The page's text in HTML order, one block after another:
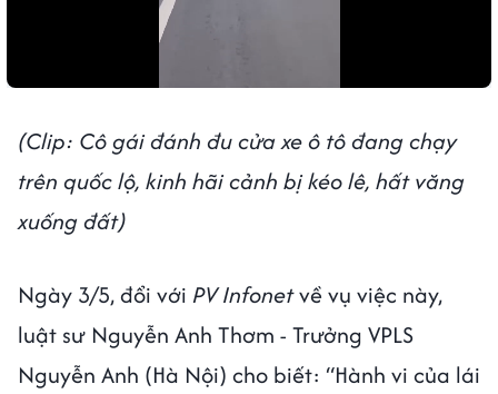
(Clip: Cô gái đánh đu cửa xe ô tô đang chạy
trên quốc lộ, kinh hãi cảnh bị kéo lê, hất văng
xuống đất)
Ngày 3/5, đổi với PV Infonetvề vụ việc này,
luật sư Nguyễn Anh Thơm - Trưởng VPLS
Nguyễn Anh (Hà Nội) cho biết: “Hành vi của lái